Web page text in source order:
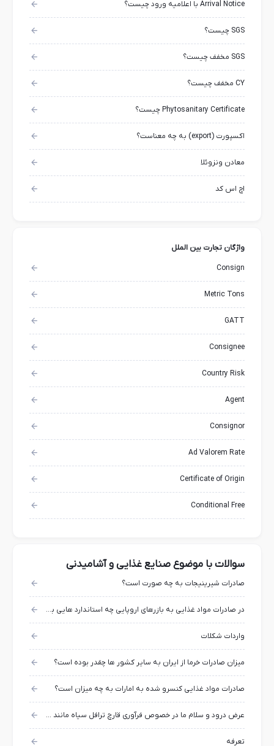
Arrival Notice با اعلامیه ورود چیست؟
SGS چیست؟
SGS مخفف چیست؟
CY مخفف چیست؟
Phytosanitary Certificate چیست؟
اکسپورت (export) به چه معناست؟
معادن ونزوئلا
اچ اس کد
واژگان تجارت بین الملل
Consign
Metric Tons
GATT
Consignee
Country Risk
Agent
Consignor
Ad Valorem Rate
Certificate of Origin
Conditional Free
سوالات با موضوع صنایع غذایی و آشامیدنی
صادرات شیرینیجات به چه صورت است؟
در صادرات مواد غذایی به بازرهای اروپایی چه استاندارد هایی بیشتر مد نظر خریداران خارجی قرار دارد؟
واردات شکلات
میزان صادرات خرما از ایران به سایر کشور ها چقدر بوده است؟
صادرات مواد غذایی کنسرو شده به امارات به چه میزان است؟
عرض درود و سلام ما در خصوص فرآوری قارچ ترافل سیاه مانند خشک کردن ، اسلایس، پودر، قهوه،ترافل، نمک ترافل، روغن ترافل چگونه میتونیم مجوز گمرگ یا صادرات داشته باشیم
تعرفه